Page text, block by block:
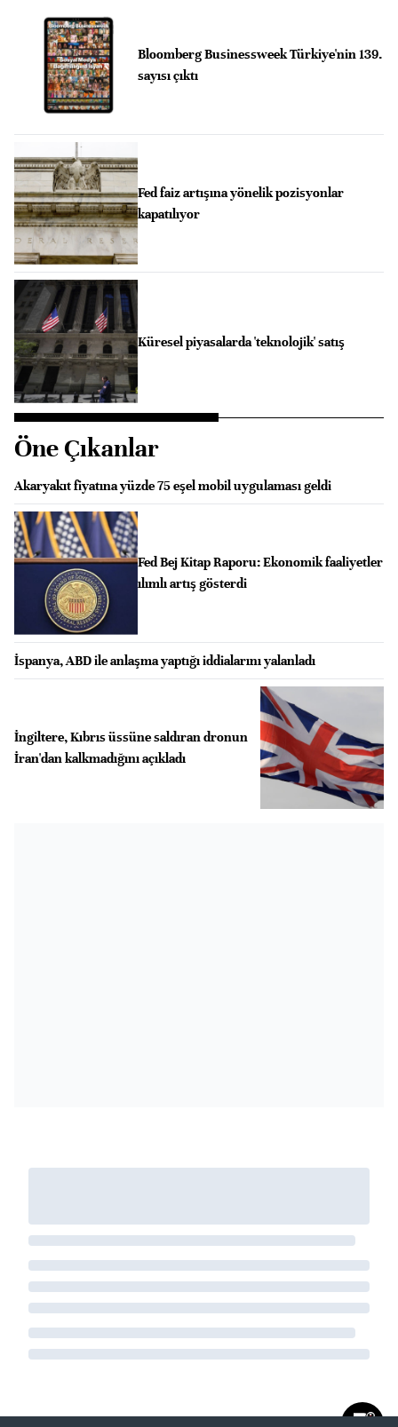
Bloomberg Businessweek Türkiye'nin 139.
sayısı çıktı
Fed faiz artışına yönelik pozisyonlar
kapatılıyor
Küresel piyasalarda 'teknolojik' satış
Öne Çıkanlar
Akaryakıt fiyatına yüzde 75 eşel mobil uygulaması geldi
Fed Bej Kitap Raporu: Ekonomik faaliyetler
ılımlı artış gösterdi
İspanya, ABD ile anlaşma yaptığı iddialarını yalanladı
İngiltere, Kıbrıs üssüne saldıran dronun
İran'dan kalkmadığını açıkladı